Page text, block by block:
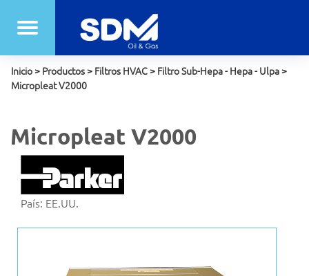
Inicio> Productos> Filtros HVAC> Filtro Sub-Hepa - Hepa - Ulpa>
Micropleat V2000
Micropleat V2000
País: EE.UU.